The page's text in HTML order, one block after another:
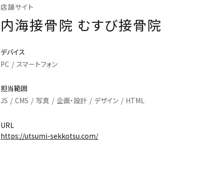
店舗サイト
内海接骨院 むすび接骨院
デバイス
PC
スマートフォン
担当範囲
JS
CMS 写真 企画・設計 デザイン HTML
URL
https://utsumi-sekkotsu.com/